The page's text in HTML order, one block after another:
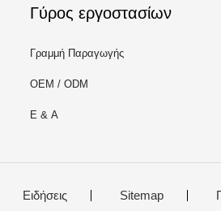
Γύρος εργοστασίων
Γραμμή Παραγωγής
OEM / ODM
Ε & Α
Ειδήσεις Sitemap